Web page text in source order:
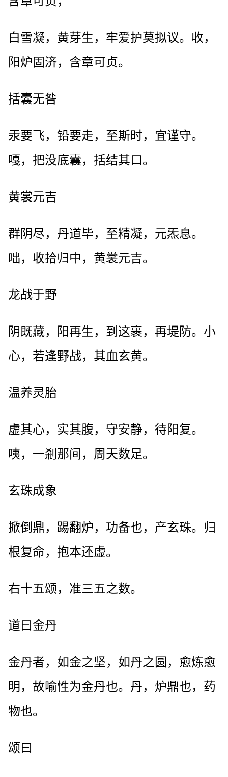
白雪凝，黄芽生，牢爱护莫拟议。收，
阳炉固济，含章可贞。
括囊无咎
汞要飞，铅要走，至斯时，宜谨守。
嘎，把没底囊，括结其口。
黄裳元吉
群阴尽，丹道毕，至精凝，元炁息。
咄，收拾归中，黄裳元吉。
龙战于野
阴既藏，阳再生，到这裹，再堤防。小
心，若逢野战，其血玄黄。
温养灵胎
虚其心，实其腹，守安静，待阳复。
咦，一剎那间，周天数足。
玄珠成象
掀倒鼎，踢翻炉，功备也，产玄珠。归
根复命，抱本还虚。
右十五颂，准三五之数。
道曰金丹
金丹者，如金之坚，如丹之圆，愈炼愈
明，故喻性为金丹也。丹，炉鼎也，药
物也。
颂曰